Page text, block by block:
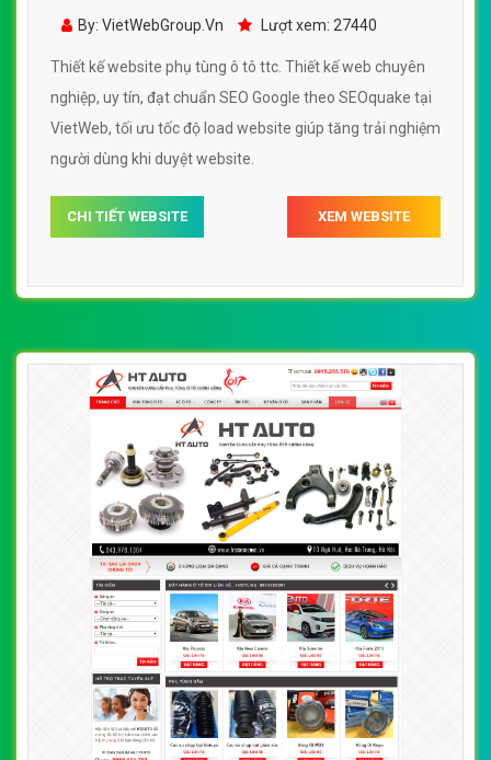
tô ttc đẹp, chuyên nghiệp chuẩn SEO
By: VietWebGroup.Vn Lượt xem: 27440
Thiết kế website phụ tùng ô tô ttc. Thiết kế web chuyên
nghiệp, uy tín, đạt chuẩn SEO Google theo SEOquake tại
VietWeb, tối ưu tốc độ load website giúp tăng trải nghiệm
người dùng khi duyệt website.
CHI TIẾT WEBSITE XEM WEBSITE